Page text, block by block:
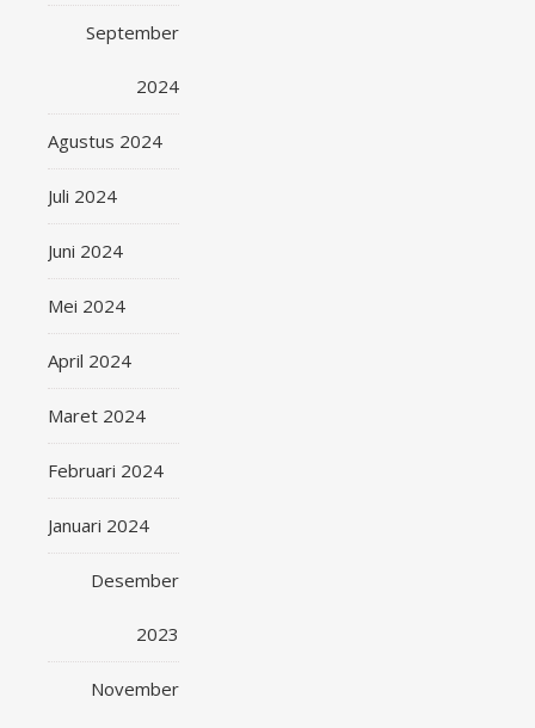
September
2024
Agustus 2024
Juli 2024
Juni 2024
Mei 2024
April 2024
Maret 2024
Februari 2024
Januari 2024
Desember
2023
November